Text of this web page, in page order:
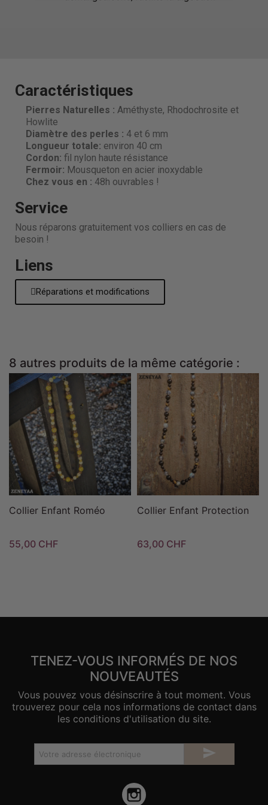
Caractéristiques
Pierres Naturelles : Améthyste, Rhodochrosite et
Howlite
Diamètre des perles : 4 et 6 mm
Longueur totale: environ 40 cm
Cordon: fil nylon haute résistance
Fermoir: Mousqueton en acier inoxydable
Chez vous en : 48h ouvrables !
Service
Nous réparons gratuitement vos colliers en cas de
besoin !
Liens
Réparations et modifications
8 autres produits de la même catégorie :
Collier Enfant Roméo
55,00 CHF
Collier Enfant Protection
63,00 CHF
TENEZ-VOUS INFORMÉS DE NOS
NOUVEAUTÉS
Vous pouvez vous désinscrire à tout moment. Vous
trouverez pour cela nos informations de contact dans
les conditions d'utilisation du site.
